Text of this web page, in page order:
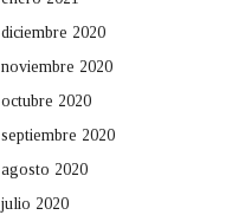
diciembre 2020
noviembre 2020
octubre 2020
septiembre 2020
agosto 2020
julio 2020